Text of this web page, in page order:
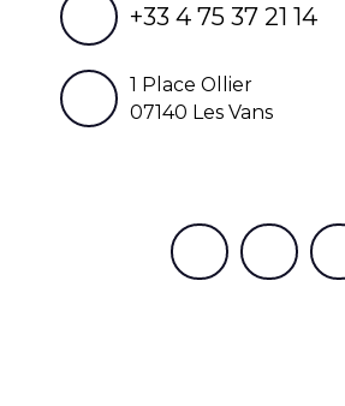
+33 4 75 37 21 14
1 Place Ollier
07140 Les Vans